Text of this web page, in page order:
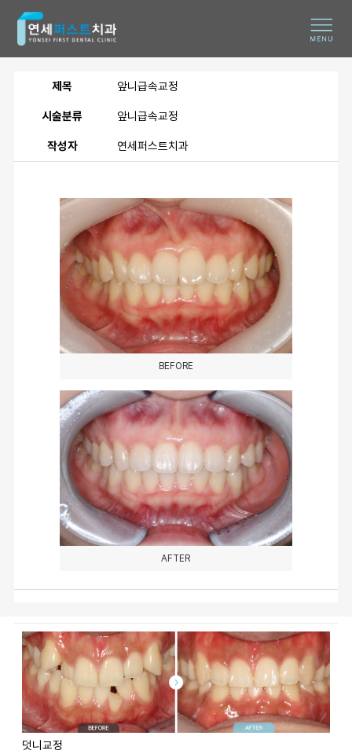
제목 앞니급속교정
시술분류 앞니급속교정
작성자 연세퍼스트치과
BEFORE
AFTER
덧니교정